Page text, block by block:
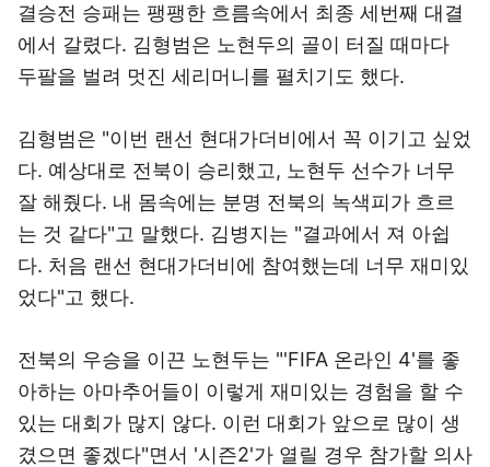
결승전 승패는 팽팽한 흐름속에서 최종 세번째 대결
에서 갈렸다. 김형범은 노현두의 골이 터질 때마다
두팔을 벌려 멋진 세리머니를 펼치기도 했다.
김형범은 "이번 랜선 현대가더비에서 꼭 이기고 싶었
다. 예상대로 전북이 승리했고, 노현두 선수가 너무
잘 해줬다. 내 몸속에는 분명 전북의 녹색피가 흐르
는 것 같다"고 말했다. 김병지는 "결과에서 져 아쉽
다. 처음 랜선 현대가더비에 참여했는데 너무 재미있
었다"고 했다.
전북의 우승을 이끈 노현두는 "'FIFA 온라인 4'를 좋
아하는 아마추어들이 이렇게 재미있는 경험을 할 수
있는 대회가 많지 않다. 이런 대회가 앞으로 많이 생
겼으면 좋겠다"면서 '시즌2'가 열릴 경우 참가할 의사